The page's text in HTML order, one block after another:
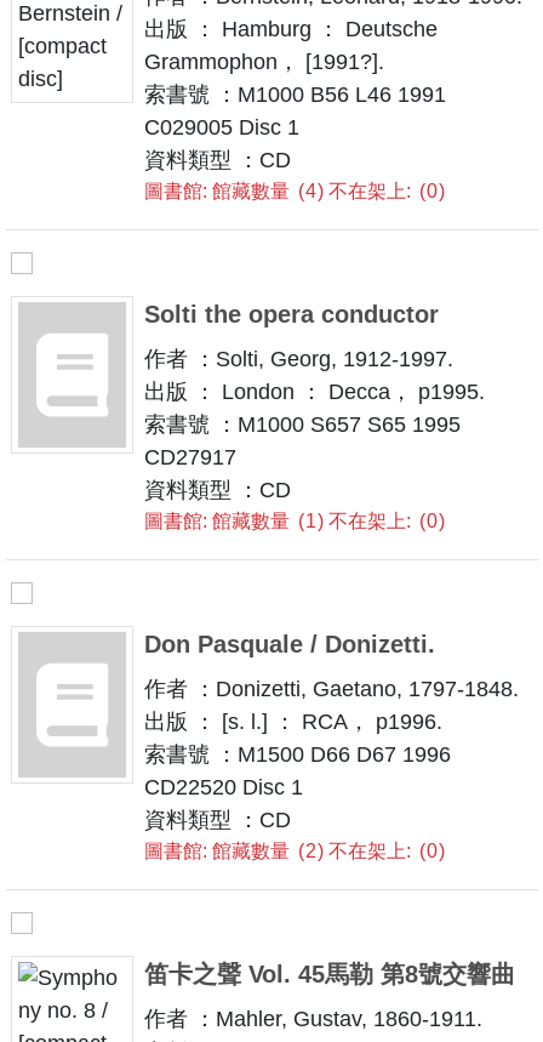
出版 ： Hamburg ： Deutsche
Grammophon， [1991?].
索書號 ：M1000 B56 L46 1991
C029005 Disc 1
資料類型 ：CD
圖書館: 館藏數量 4 不在架上: 0
Solti the opera conductor
作者 ：Solti, Georg, 1912-1997.
出版 ： London ： Decca， p1995.
索書號 ：M1000 S657 S65 1995
CD27917
資料類型 ：CD
圖書館: 館藏數量 1 不在架上: 0
Don Pasquale / Donizetti.
作者 ：Donizetti, Gaetano, 1797-1848.
出版 ： [s. l.] ： RCA， p1996.
索書號 ：M1500 D66 D67 1996
CD22520 Disc 1
資料類型 ：CD
圖書館: 館藏數量 2 不在架上: 0
笛卡之聲 Vol. 45馬勒 第8號交響曲
作者 ：Mahler, Gustav, 1860-1911.